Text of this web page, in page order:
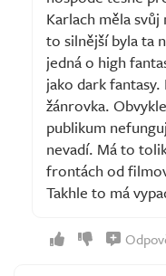
Karlach měla
to silnější byla ta
jedná o high
jako dark
žánrovka.
publikum
nevadí. Má to
frontách od
Takhle to má